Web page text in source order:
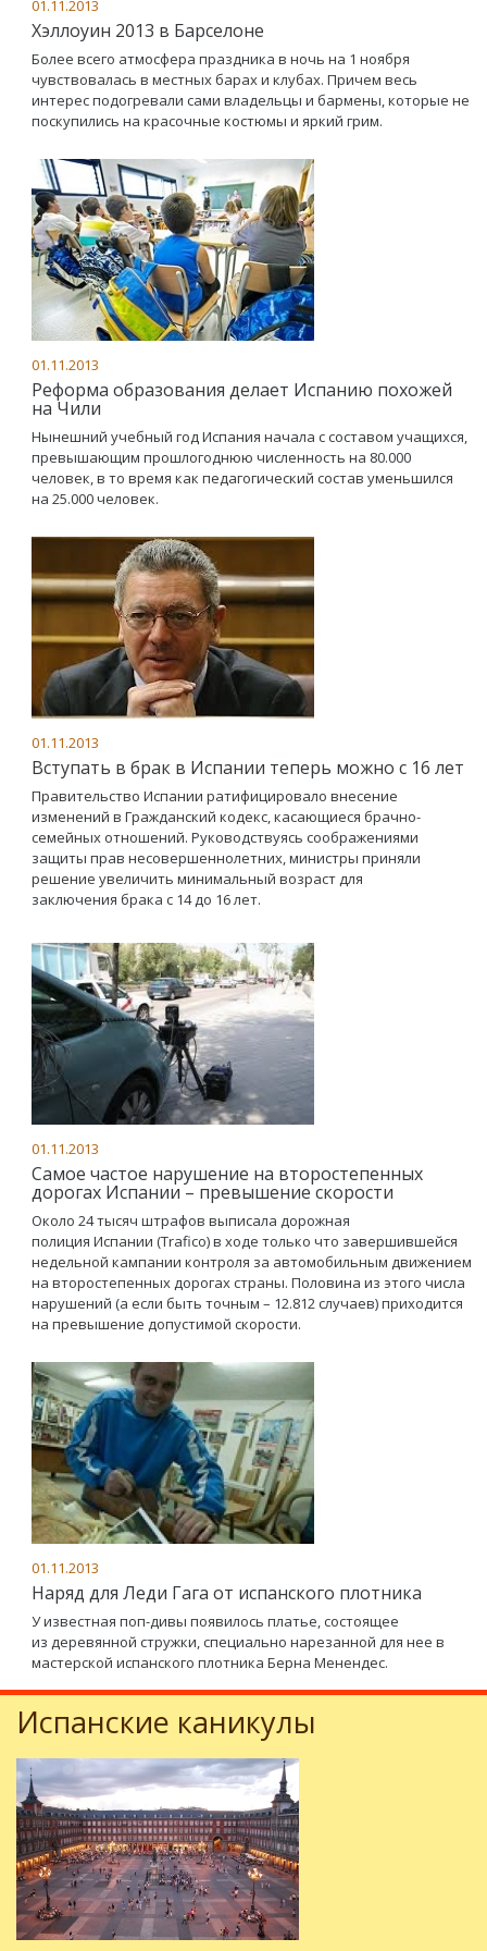
01.11.2013
Хэллоуин 2013 в Барселоне
Более всего атмосфера праздника в ночь на 1 ноября
чувствовалась в местных барах и клубах. Причем весь
интерес подогревали сами владельцы и бармены, которые не
поскупились на красочные костюмы и яркий грим.
01.11.2013
Реформа образования делает Испанию похожей
на Чили
Нынешний учебный год Испания начала с составом учащихся,
превышающим прошлогоднюю численность на 80.000
человек, в то время как педагогический состав уменьшился
на 25.000 человек.
01.11.2013
Вступать в брак в Испании теперь можно с 16 лет
Правительство Испании ратифицировало внесение
изменений в Гражданский кодекс, касающиеся брачно-
семейных отношений. Руководствуясь соображениями
защиты прав несовершеннолетних, министры приняли
решение увеличить минимальный возраст для
заключения брака с 14 до 16 лет.
01.11.2013
Самое частое нарушение на второстепенных
дорогах Испании – превышение скорости
Около 24 тысяч штрафов выписала дорожная
полиция Испании (Trafico) в ходе только что завершившейся
недельной кампании контроля за автомобильным движением
на второстепенных дорогах страны. Половина из этого числа
нарушений (а если быть точным – 12.812 случаев) приходится
на превышение допустимой скорости.
01.11.2013
Наряд для Леди Гага от испанского плотника
У известная поп-дивы появилось платье, состоящее
из деревянной стружки, специально нарезанной для нее в
мастерской испанского плотника Берна Менендес.
Испанские каникулы